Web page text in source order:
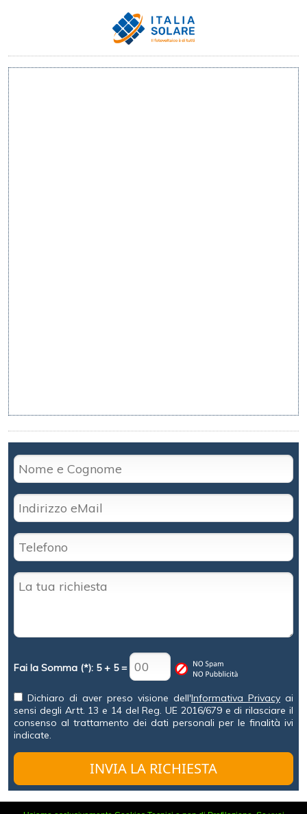
Fai la Somma (*): 5 + 5 =
Dichiaro di aver preso visione dell'Informativa Privacy ai
sensi degli Artt. 13 e 14 del Reg. UE 2016/679 e di rilasciare il
consenso al trattamento dei dati personali per le finalità ivi
indicate.
INVIA LA RICHIESTA